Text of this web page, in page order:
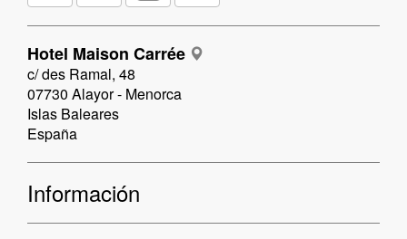
Hotel Maison Carrée
c/ des Ramal, 48
07730 Alayor - Menorca
Islas Baleares
España
Información